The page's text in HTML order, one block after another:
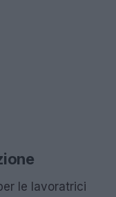
le lavoratrici